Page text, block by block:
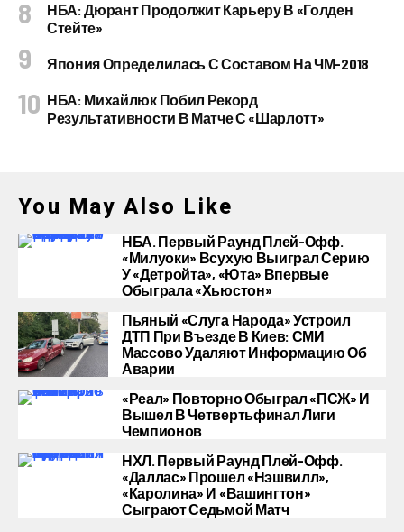
НБА: Дюрант Продолжит Карьеру В «Голден
Стейте»
Япония Определилась С Составом На ЧМ-2018
НБА: Михайлюк Побил Рекорд
Результативности В Матче С «Шарлотт»
You May Also Like
НБА. Первый Раунд Плей-Офф.
«Милуоки» Всухую Выиграл Серию
У «Детройта», «Юта» Впервые
Обыграла «Хьюстон»
Пьяный «слуга Народа» Устроил
ДТП При Въезде В Киев: СМИ
Массово Удаляют Информацию Об
Аварии
«Реал» Повторно Обыграл «ПСЖ» И
Вышел В Четвертьфинал Лиги
Чемпионов
НХЛ. Первый Раунд Плей-Офф.
«Даллас» Прошел «Нэшвилл»,
«Каролина» И «Вашингтон»
Сыграют Седьмой Матч